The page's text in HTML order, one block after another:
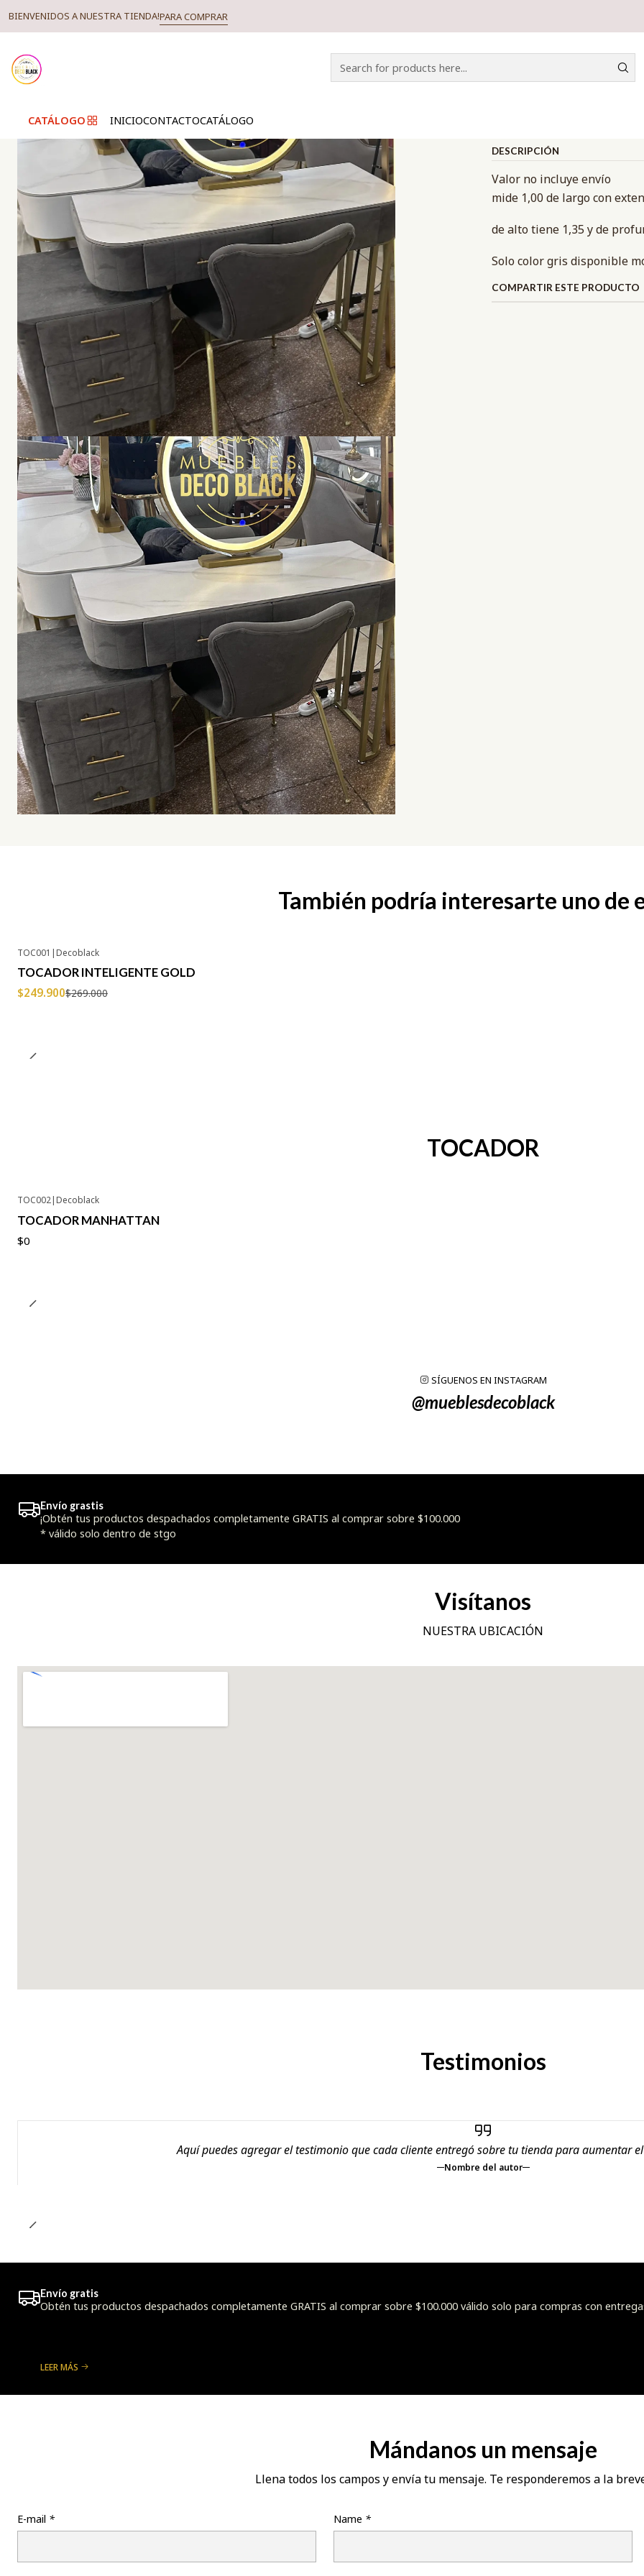
CATÁLOGO INICIOCONTACTOCATÁLOGO
BIENVENIDOS A NUESTRA TIENDA!PARA COMPRAR
TOCADOR
DESCRIPCIÓN
Valor no incluye envío
mide 1,00 de largo con
de alto tiene 1,35 y de
Solo color gris disponible
COMPARTIR ESTE PRODUCTO
También podría interesarte uno de
TOC001 |Decoblack
TOCADOR INTELIGENTE GOLD
$249.900$269.000
TOCADOR
TOC002|Decoblack
TOCADOR MANHATTAN
$0
SÍGUENOS EN INSTAGRAM
@mueblesdecoblack
Envío grastis
¡Obtén tus productos despachados completamente GRATIS al comprar sobre $100.000
* válido solo dentro de stgo
Visítanos
NUESTRA UBICACIÓN
Testimonios
Aquí puedes agregar el testimonio que cada cliente entregó sobre tu tienda para aumentar
Nombre del autor
Envío gratis
Obtén tus productos despachados completamente GRATIS al comprar sobre $100.000 válido solo para compras con
LEER MÁS
Mándanos un mensaje
Llena todos los campos y envía tu mensaje. Te responderemos a la
E-mail * Name *